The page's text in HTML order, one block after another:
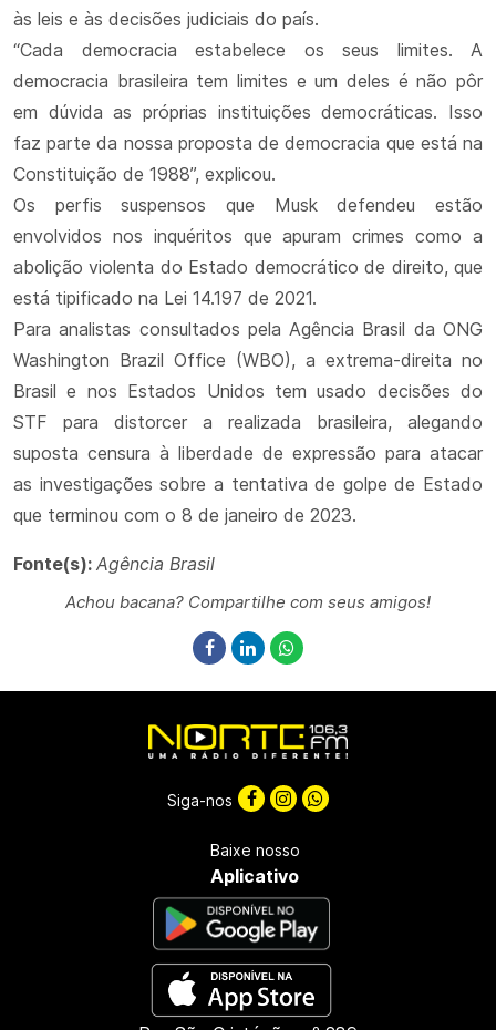
às leis e às decisões judiciais do país.
“Cada democracia estabelece os seus limites. A
democracia brasileira tem limites e um deles é não pôr
em dúvida as próprias instituições democráticas. Isso
faz parte da nossa proposta de democracia que está na
Constituição de 1988”, explicou.
Os perfis suspensos que Musk defendeu estão
envolvidos nos inquéritos que apuram crimes como a
abolição violenta do Estado democrático de direito, que
está tipificado na Lei 14.197 de 2021.
Para analistas consultados pela Agência Brasil da ONG
Washington Brazil Office (WBO), a extrema-direita no
Brasil e nos Estados Unidos tem usado decisões do
STF para distorcer a realizada brasileira, alegando
suposta censura à liberdade de expressão para atacar
as investigações sobre a tentativa de golpe de Estado
que terminou com o 8 de janeiro de 2023.
Fonte(s): Agência Brasil
Achou bacana? Compartilhe com seus amigos!
Siga-nos
Baixe nosso
Aplicativo